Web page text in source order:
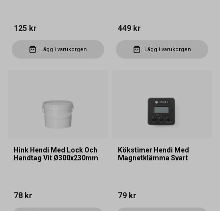
125 kr
Lägg i varukorgen
449 kr
Lägg i varukorgen
Hink Hendi Med Lock Och
Handtag Vit Ø300x230mm
78 kr
Kökstimer Hendi Med
Magnetklämma Svart
79 kr